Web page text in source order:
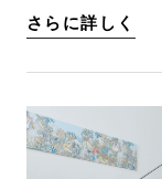
さらに詳しく